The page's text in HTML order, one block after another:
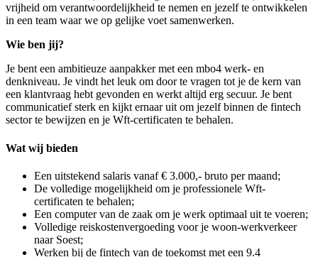
vrijheid om verantwoordelijkheid te nemen en jezelf te ontwikkelen
in een team waar we op gelijke voet samenwerken.
Wie ben jij?
Je bent een ambitieuze aanpakker met een mbo4 werk- en
denkniveau. Je vindt het leuk om door te vragen tot je de kern van
een klantvraag hebt gevonden en werkt altijd erg secuur. Je bent
communicatief sterk en kijkt ernaar uit om jezelf binnen de fintech
sector te bewijzen en je Wft-certificaten te behalen.
Wat wij bieden
Een uitstekend salaris vanaf € 3.000,- bruto per maand;
De volledige mogelijkheid om je professionele Wft-
certificaten te behalen;
Een computer van de zaak om je werk optimaal uit te voeren;
Volledige reiskostenvergoeding voor je woon-werkverkeer
naar Soest;
Werken bij de fintech van de toekomst met een 9.4